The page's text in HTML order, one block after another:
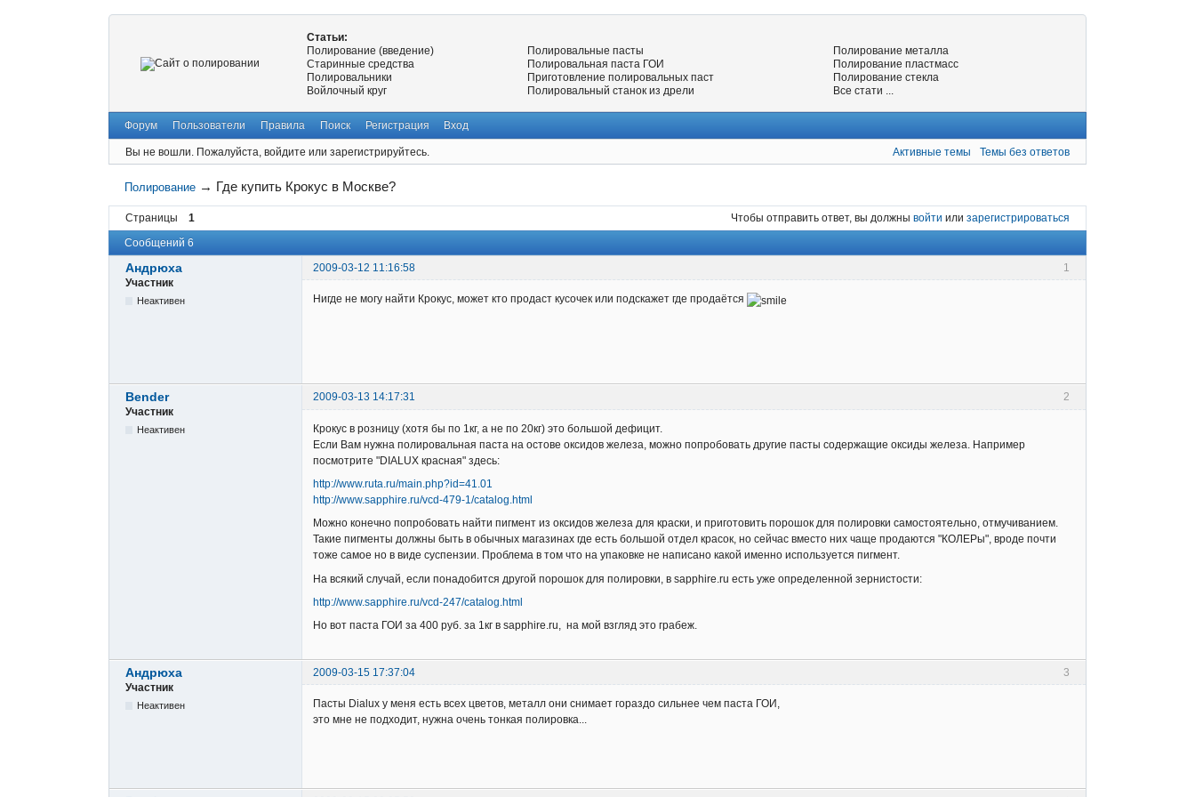
Статьи:
Полирование (введение)
Старинные средства
Полировальники
Войлочный круг
Полировальные пасты
Полировальная паста ГОИ
Приготовление полировальных паст
Полировальный станок из дрели
Полирование металла
Полирование пластмасс
Полирование стекла
Все стати ...
Форум Пользователи Правила Поиск Регистрация Вход
Вы не вошли. Пожалуйста, войдите или зарегистрируйтесь. Активные темы Темы без ответов
Полирование → Где купить Крокус в Москве?
Страницы 1 Чтобы отправить ответ, вы должны войти или зарегистрироваться
Сообщений 6
1
Андрюха
2009-03-12 11:16:58
Участник
Неактивен Нигде не могу найти Крокус, может кто продаст кусочек или подскажет где продаётся
2
Bender
2009-03-13 14:17:31
Участник
Неактивен
Крокус в розницу (хотя бы по 1кг, а не по 20кг) это большой дефицит.
Если Вам нужна полировальная паста на остове оксидов железа, можно попробовать другие пасты содержащие оксиды железа. Например
посмотрите "DIALUX красная" здесь:
http://www.ruta.ru/main.php?id=41.01
http://www.sapphire.ru/vcd-479-1/catalog.html
Можно конечно попробовать найти пигмент из оксидов железа для краски, и приготовить порошок для полировки самостоятельно, отмучиванием.
Такие пигменты должны быть в обычных магазинах где есть большой отдел красок, но сейчас вместо них чаще продаются "КОЛЕРы", вроде почти
тоже самое но в виде суспензии. Проблема в том что на упаковке не написано какой именно используется пигмент.
На всякий случай, если понадобится другой порошок для полировки, в sapphire.ru есть уже определенной зернистости:
http://www.sapphire.ru/vcd-247/catalog.html
Но вот паста ГОИ за 400 руб. за 1кг в sapphire.ru, на мой взгляд это грабеж.
3
Андрюха
2009-03-15 17:37:04
Участник
Неактивен
Пасты Dialux у меня есть всех цветов, металл они снимает гораздо сильнее чем паста ГОИ,
это мне не подходит, нужна очень тонкая полировка...